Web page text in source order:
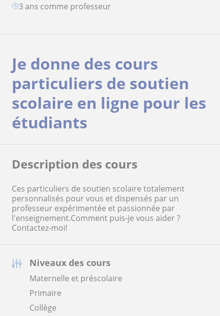
3 ans comme professeur
Niveaux des cours
Maternelle et préscolaire
Primaire
Collège
Je donne des cours
particuliers de soutien
scolaire en ligne pour les
étudiants
Description des cours
Ces particuliers de soutien scolaire totalement
personnalisés pour vous et dispensés par un
professeur expérimentée et passionnée par
l'enseignement.Comment puis-je vous aider ?
Contactez-moi!